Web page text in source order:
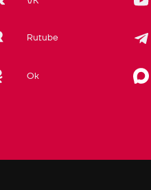
Rutube
Ok